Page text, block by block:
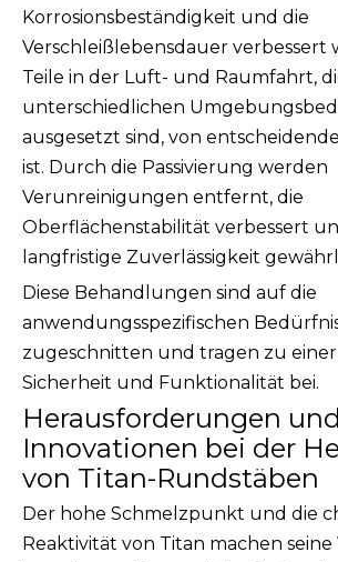
Korrosionsbeständigkeit und die
Verschleißlebensdauer verbessert
Teile in der Luft- und Raumfahrt,
unterschiedlichen
ausgesetzt sind, von
ist. Durch die Passivierung werden
Verunreinigungen entfernt, die
Oberflächenstabilität verbessert
langfristige Zuverlässigkeit
Diese Behandlungen sind auf die
anwendungsspezifischen
zugeschnitten und tragen zu
Sicherheit und Funktionalität bei.
Herausforderungen und
Innovationen bei der
von Titan-Rundstäben
Der hohe Schmelzpunkt und die
Reaktivität von Titan machen